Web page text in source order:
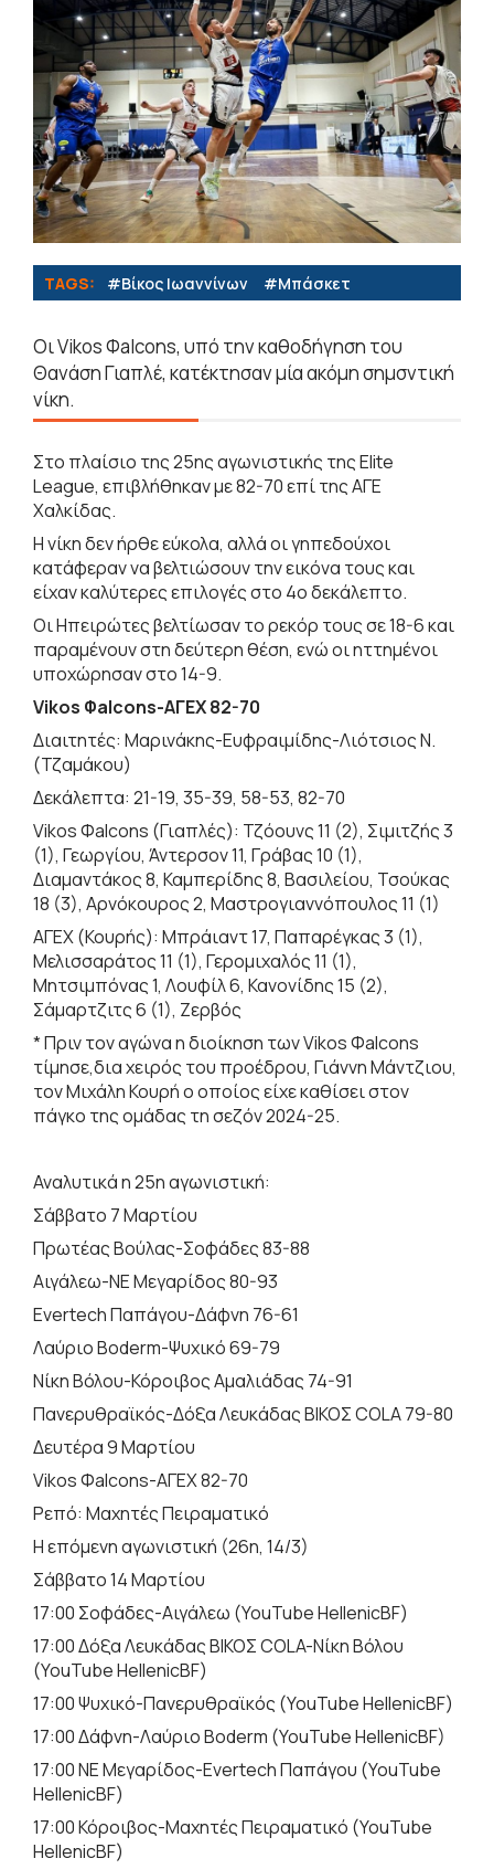
TAGS: #Βίκος Ιωαννίνων #Μπάσκετ
Οι Vikos Φalcons, υπό την καθοδήγηση του
Θανάση Γιαπλέ, κατέκτησαν μία ακόμη σημσντική
νίκη.
Στο πλαίσιο της 25ης αγωνιστικής της Elite
League, επιβλήθηκαν με 82-70 επί της ΑΓΕ
Χαλκίδας.
Η νίκη δεν ήρθε εύκολα, αλλά οι γηπεδούχοι
κατάφεραν να βελτιώσουν την εικόνα τους και
είχαν καλύτερες επιλογές στο 4ο δεκάλεπτο.
Οι Ηπειρώτες βελτίωσαν το ρεκόρ τους σε 18-6 και
παραμένουν στη δεύτερη θέση, ενώ οι ηττημένοι
υποχώρησαν στο 14-9.
Vikos Φalcons-ΑΓΕΧ 82-70
Διαιτητές: Μαρινάκης-Ευφραιμίδης-Λιότσιος Ν.
(Τζαμάκου)
Δεκάλεπτα: 21-19, 35-39, 58-53, 82-70
Vikos Φalcons (Γιαπλές): Τζόουνς 11 (2), Σιμιτζής 3
(1), Γεωργίου, Άντερσον 11, Γράβας 10 (1),
Διαμαντάκος 8, Καμπερίδης 8, Βασιλείου, Τσούκας
18 (3), Αρνόκουρος 2, Μαστρογιαννόπουλος 11 (1)
ΑΓΕΧ (Κουρής): Μπράιαντ 17, Παπαρέγκας 3 (1),
Μελισσαράτος 11 (1), Γερομιχαλός 11 (1),
Μητσιμπόνας 1, Λουφίλ 6, Κανονίδης 15 (2),
Σάμαρτζιτς 6 (1), Ζερβός
* Πριν τον αγώνα η διοίκηση των Vikos Φalcons
τίμησε,δια χειρός του προέδρου, Γιάννη Μάντζιου,
τον Μιχάλη Κουρή ο οποίος είχε καθίσει στον
πάγκο της ομάδας τη σεζόν 2024-25.
Αναλυτικά η 25η αγωνιστική:
Σάββατο 7 Μαρτίου
Πρωτέας Βούλας-Σοφάδες 83-88
Αιγάλεω-ΝΕ Μεγαρίδος 80-93
Evertech Παπάγου-Δάφνη 76-61
Λαύριο Boderm-Ψυχικό 69-79
Νίκη Βόλου-Κόροιβος Αμαλιάδας 74-91
Πανερυθραϊκός-Δόξα Λευκάδας ΒΙΚΟΣ COLA 79-80
Δευτέρα 9 Μαρτίου
Vikos Φalcons-ΑΓΕΧ 82-70
Ρεπό: Μαχητές Πειραματικό
Η επόμενη αγωνιστική (26η, 14/3)
Σάββατο 14 Μαρτίου
17:00 Σοφάδες-Αιγάλεω (YouTube HellenicBF)
17:00 Δόξα Λευκάδας ΒΙΚΟΣ COLA-Νίκη Βόλου
(YouTube HellenicBF)
17:00 Ψυχικό-Πανερυθραϊκός (YouTube HellenicBF)
17:00 Δάφνη-Λαύριο Boderm (YouTube HellenicBF)
17:00 ΝΕ Μεγαρίδος-Evertech Παπάγου (YouTube
HellenicBF)
17:00 Κόροιβος-Μαχητές Πειραματικό (YouTube
HellenicBF)